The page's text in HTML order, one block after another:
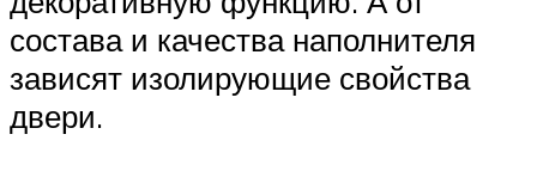
состава и качества наполнителя
зависят изолирующие свойства
двери.